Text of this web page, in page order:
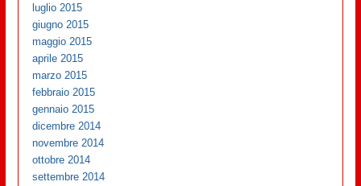
luglio 2015
giugno 2015
maggio 2015
aprile 2015
marzo 2015
febbraio 2015
gennaio 2015
dicembre 2014
novembre 2014
ottobre 2014
settembre 2014